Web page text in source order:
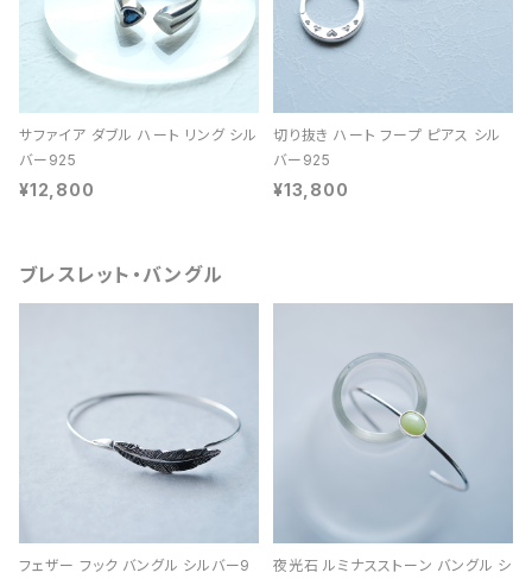
サファイア ダブル ハート リング シル
バー925
¥12,800
切り抜き ハート フープ ピアス シル
バー925
¥13,800
ブレスレット・バングル
フェザー フック バングル シルバー9
夜光石 ルミナスストーン バングル シ